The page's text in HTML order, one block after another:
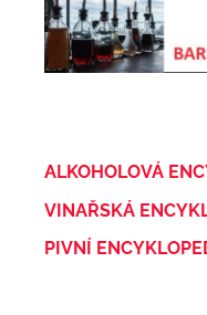
ALKOHOLOVÁ
VINAŘSKÁ
PIVNÍ